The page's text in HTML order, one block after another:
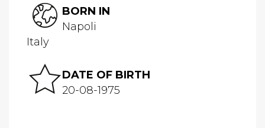
BORN IN
Napoli
Italy
DATE OF BIRTH
20-08-1975